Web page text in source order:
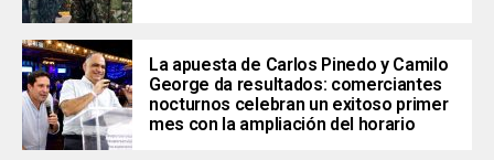
La apuesta de Carlos Pinedo y Camilo
George da resultados: comerciantes
nocturnos celebran un exitoso primer
mes con la ampliación del horario